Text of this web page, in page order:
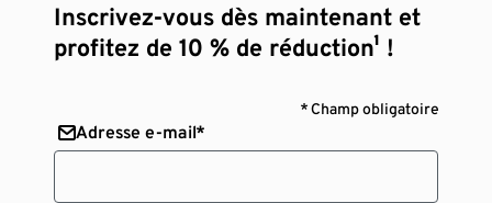
Inscrivez-vous dès maintenant et
profitez de 10 % de réduction¹ !
* Champ obligatoire
Adresse e-mail*